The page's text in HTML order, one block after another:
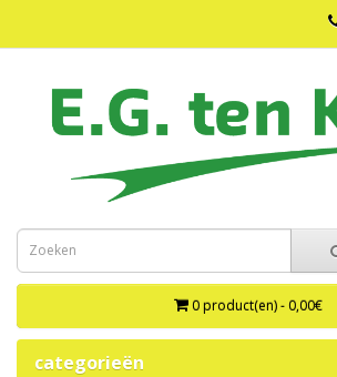
0 product(en) - 0,00€
categorieën